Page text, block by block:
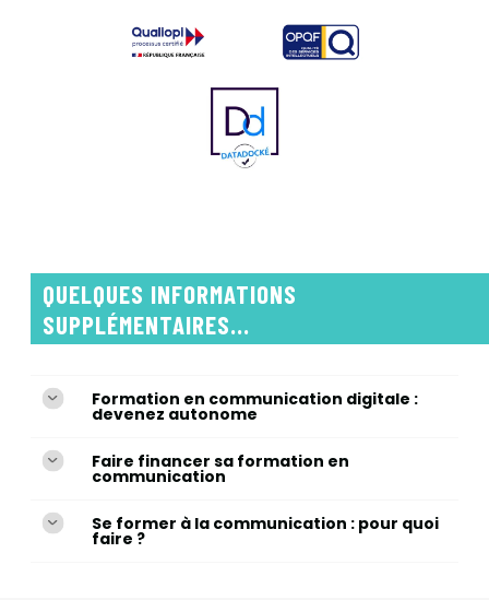
QUELQUES INFORMATIONS
SUPPLÉMENTAIRES...
Formation en communication digitale :
devenez autonome
Faire financer sa formation en
communication
Se former à la communication : pour quoi
faire ?